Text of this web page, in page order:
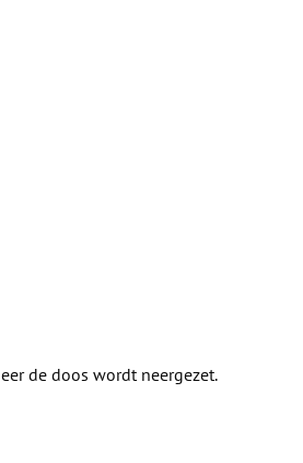
de doos wordt neergezet.